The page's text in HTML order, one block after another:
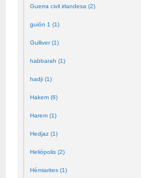
Guerra civil irlandesa (2)
guión 1 (1)
Gulliver (1)
habbarah (1)
hadji (1)
Hakem (6)
Harem (1)
Hedjaz (1)
Heliópolis (2)
Hémiarites (1)